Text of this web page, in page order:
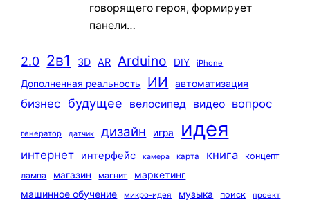
говорящего героя, формирует
панели…
2.0 2в1 3D AR Arduino DIY iPhone
Дополненная реальность ИИ автоматизация
бизнес будущее велосипед видео вопрос
генератор датчик дизайн игра идея
интернет интерфейс камера карта книга
концепт
лампа
магазин магнит
маркетинг
машинное обучение
микро-идея музыка поиск проект